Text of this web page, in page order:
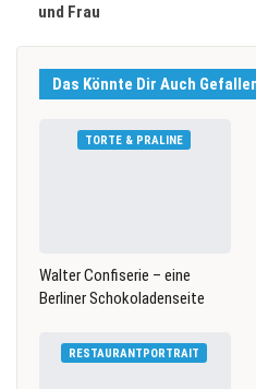
und Frau
Das Könnte Dir Auch
TORTE & PRALINE
Walter Confiserie – eine
Berliner Schokoladenseite
RESTAURANTPORTRAIT